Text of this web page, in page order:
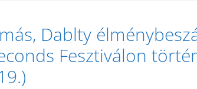
Dablty
Fesztiválon